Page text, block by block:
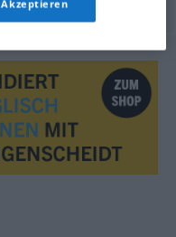
Akzeptieren